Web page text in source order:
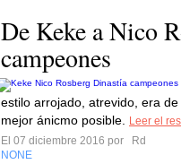
De Keke a Nico
campeones
estilo arrojado, atrevido, era
mejor ánicmo posible.
Leer el
El 07 diciembre 2016 por
Rd
NONE